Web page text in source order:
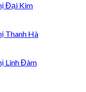
Đại Kim
Thanh Hà
Linh Đàm